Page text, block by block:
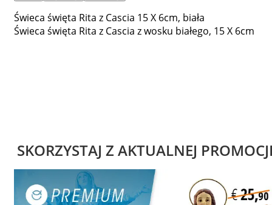
Świeca święta Rita z Cascia 15 X 6cm, biała
Świeca święta Rita z Cascia z wosku białego, 15 X 6cm
SKORZYSTAJ Z AKTUALNEJ